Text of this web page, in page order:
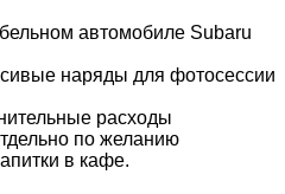
автомобиле Subaru
наряды для фотосессии
расходы
по желанию
в кафе.